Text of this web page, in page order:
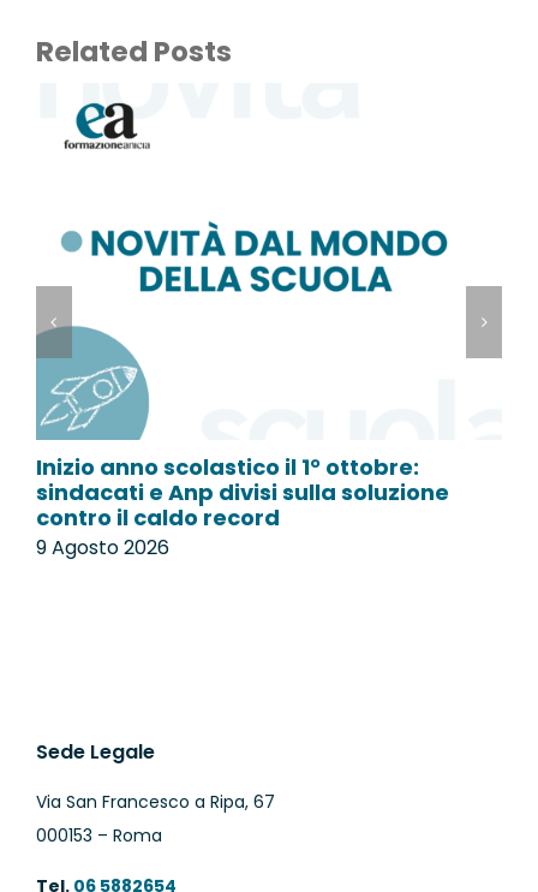
Related Posts
Inizio anno scolastico il 1° ottobre:
sindacati e Anp divisi sulla soluzione
contro il caldo record
9 Agosto 2026
Sede Legale
Via San Francesco a Ripa, 67
000153 – Roma
Tel.06 5882654